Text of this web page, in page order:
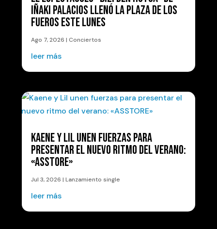
IÑAKI PALACIOS LLENÓ LA PLAZA DE LOS
FUEROS ESTE LUNES
Ago 7, 2026 | Conciertos
leer más
KAENE Y LIL UNEN FUERZAS PARA
PRESENTAR EL NUEVO RITMO DEL VERANO:
«ASSTORE»
Jul 3, 2026 | Lanzamiento single
leer más